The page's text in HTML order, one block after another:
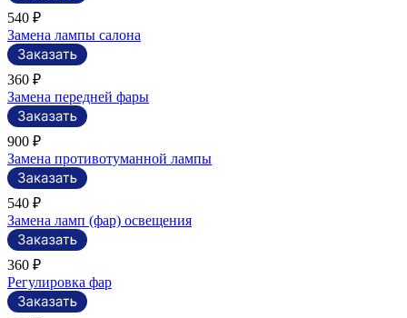
540 ₽
Замена лампы салона
360 ₽
Замена передней фары
900 ₽
Замена противотуманной лампы
540 ₽
Замена ламп (фар) освещения
360 ₽
Регулировка фар